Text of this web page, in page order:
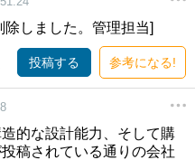
しました。管理担当]
投稿する 参考になる!
的な設計能力、そして購
稿されている通りの会社